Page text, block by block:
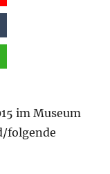
im Museum
folgende